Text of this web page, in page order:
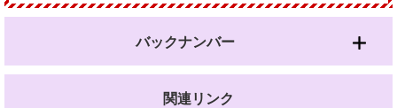
バックナンバー
関連リンク